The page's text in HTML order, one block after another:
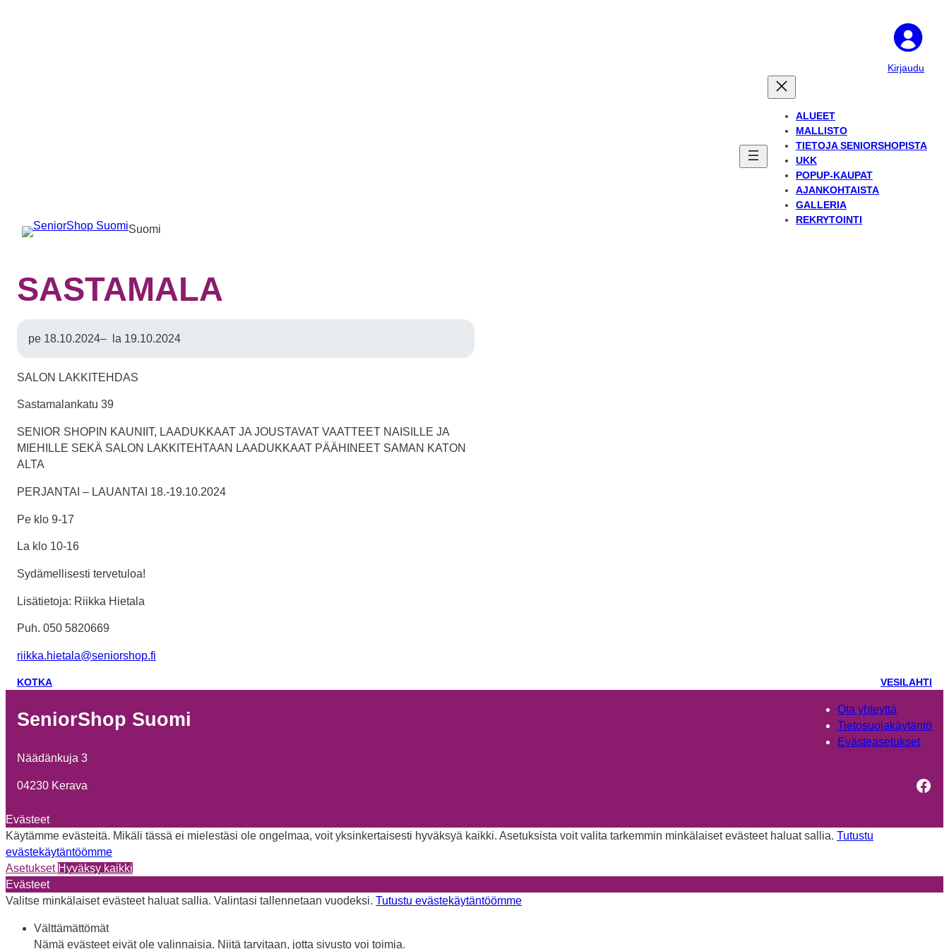
Suomi
Kirjaudu
ALUEET
MALLISTO
TIETOJA SENIORSHOPISTA
UKK
POPUP-KAUPAT
AJANKOHTAISTA
GALLERIA
REKRYTOINTI
SASTAMALA
pe 18.10.2024– la 19.10.2024
SALON LAKKITEHDAS
Sastamalankatu 39
SENIOR SHOPIN KAUNIIT, LAADUKKAAT JA JOUSTAVAT VAATTEET NAISILLE JA
MIEHILLE SEKÄ SALON LAKKITEHTAAN LAADUKKAAT PÄÄHINEET SAMAN KATON
ALTA
PERJANTAI – LAUANTAI 18.-19.10.2024
Pe klo 9-17
La klo 10-16
Sydämellisesti tervetuloa!
Lisätietoja: Riikka Hietala
Puh. 050 5820669
riikka.hietala@seniorshop.fi
KOTKA VESILAHTI
SeniorShop Suomi
Näädänkuja 3
04230 Kerava
Ota yhteyttä
Tietosuojakäytäntö
Evästeasetukset
Evästeet
Käytämme evästeitä. Mikäli tässä ei mielestäsi ole ongelmaa, voit yksinkertaisesti hyväksyä kaikki. Asetuksista voit valita tarkemmin minkälaiset evästeet haluat sallia. Tutustu
evästekäytäntöömme
Asetukset Hyväksy kaikki
Evästeet
Valitse minkälaiset evästeet haluat sallia. Valintasi tallennetaan vuodeksi. Tutustu evästekäytäntöömme
Välttämättömät
Nämä evästeet eivät ole valinnaisia. Niitä tarvitaan, jotta sivusto voi toimia.